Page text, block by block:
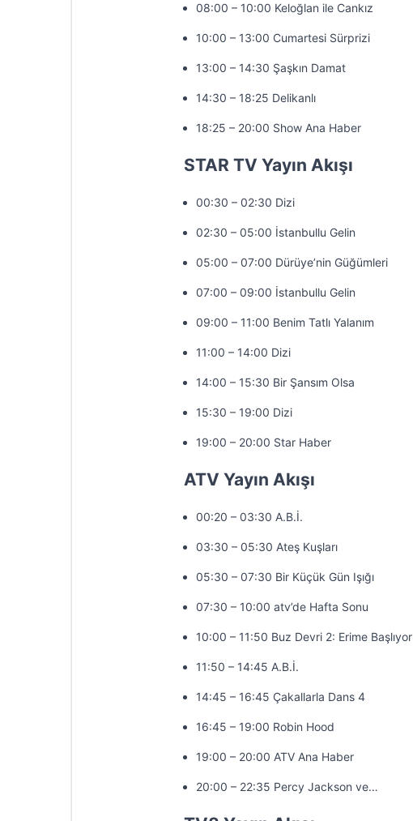
08:00 – 10:00 Keloğlan ile Cankız
10:00 – 13:00 Cumartesi Sürprizi
13:00 – 14:30 Şaşkın Damat
14:30 – 18:25 Delikanlı
18:25 – 20:00 Show Ana Haber
STAR TV Yayın Akışı
00:30 – 02:30 Dizi
02:30 – 05:00 İstanbullu Gelin
05:00 – 07:00 Dürüye’nin Güğümleri
07:00 – 09:00 İstanbullu Gelin
09:00 – 11:00 Benim Tatlı Yalanım
11:00 – 14:00 Dizi
14:00 – 15:30 Bir Şansım Olsa
15:30 – 19:00 Dizi
19:00 – 20:00 Star Haber
ATV Yayın Akışı
00:20 – 03:30 A.B.İ.
03:30 – 05:30 Ateş Kuşları
05:30 – 07:30 Bir Küçük Gün Işığı
07:30 – 10:00 atv’de Hafta Sonu
10:00 – 11:50 Buz Devri 2: Erime Başlıyor
11:50 – 14:45 A.B.İ.
14:45 – 16:45 Çakallarla Dans 4
16:45 – 19:00 Robin Hood
19:00 – 20:00 ATV Ana Haber
20:00 – 22:35 Percy Jackson ve…